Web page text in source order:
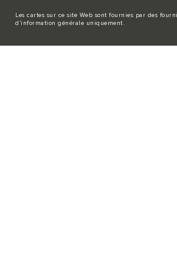
Les cartes sur ce site Web sont fournies par des
d’information générale uniquement.